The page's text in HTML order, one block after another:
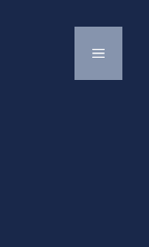
MENU